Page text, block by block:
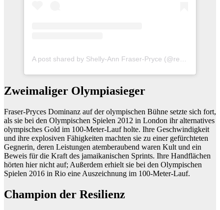
A post shared by Shelly-Ann Fraser-Pryce (@realshellyannfp)
Zweimaliger Olympiasieger
Fraser-Pryces Dominanz auf der olympischen Bühne setzte sich fort,
als sie bei den Olympischen Spielen 2012 in London ihr alternatives
olympisches Gold im 100-Meter-Lauf holte. Ihre Geschwindigkeit
und ihre explosiven Fähigkeiten machten sie zu einer gefürchteten
Gegnerin, deren Leistungen atemberaubend waren Kult und ein
Beweis für die Kraft des jamaikanischen Sprints. Ihre Handflächen
hörten hier nicht auf; Außerdem erhielt sie bei den Olympischen
Spielen 2016 in Rio eine Auszeichnung im 100-Meter-Lauf.
Champion der Resilienz